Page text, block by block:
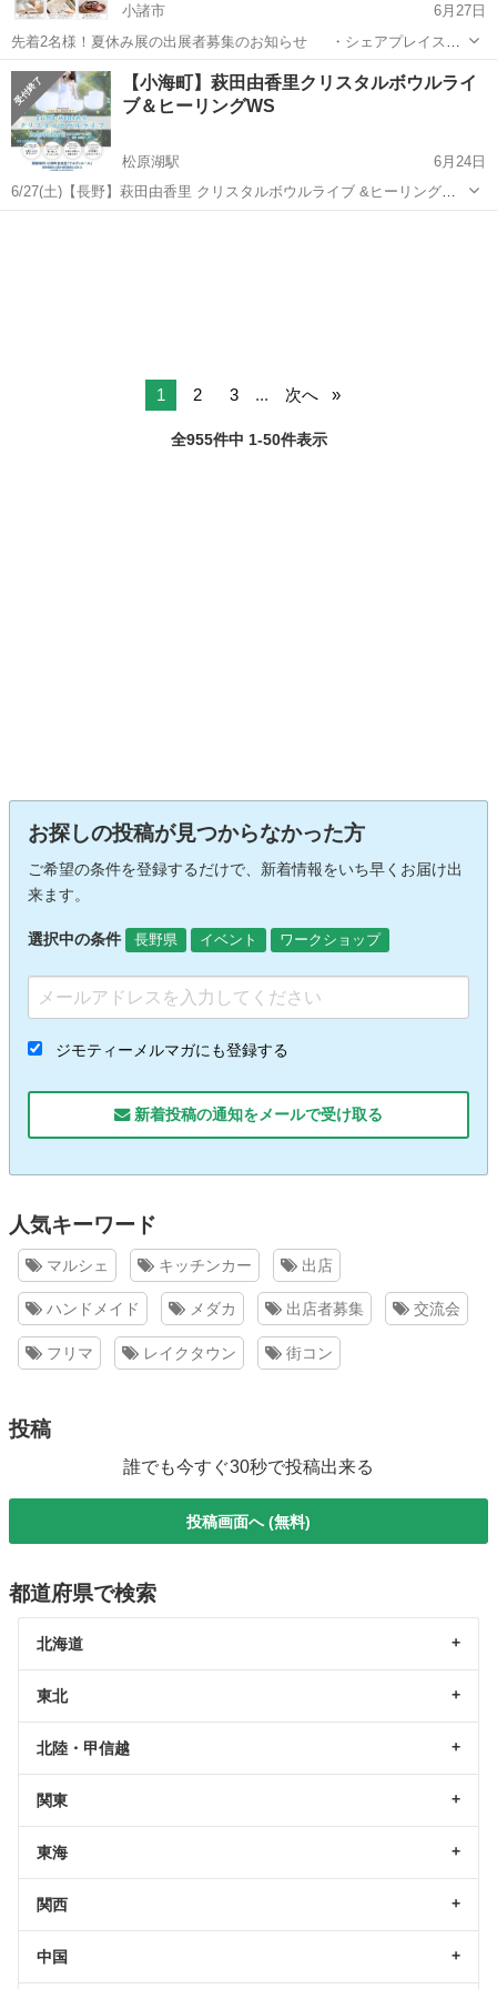
小諸市
6月27日
先着2名様！夏休み展の出展者募集のお知らせ ・シェアプレイス小
諸ブライトベースにて、ワークショップ寄りの展示会を行います。 ・
BrightBaseご利用者以外の方も出展料は無料です。売り上げのある方
は売り上げの2割...
長野 小諸市 ワークショップ チラシ
【小海町】萩田由香里クリスタルボウルライ
ブ＆ヒーリングWS
松原湖駅
6月24日
6/27(土)【長野】萩田由香里 クリスタルボウルライブ &ヒーリングWS
in 小海町ヤルヴィホール . 澄み渡る自然と聖なる響き。 美しい山々と
1 2 3 ... 次へ
全955件中 1-50件表示
お探しの投稿が見つからなかった方
ご希望の条件を登録するだけで、新着情報をいち早くお届け出
来ます。
選択中の条件 長野県 イベント ワークショップ
ジモティーメルマガにも登録する
新着投稿の通知をメールで受け取る
人気キーワード
マルシェ キッチンカー 出店
ハンドメイド メダカ 出店者募集 交流会
フリマ レイクタウン 街コン
投稿
誰でも今すぐ30秒で投稿出来る
投稿画面へ (無料)
都道府県で検索
北海道
東北
北陸・甲信越
関東
東海
関西
中国